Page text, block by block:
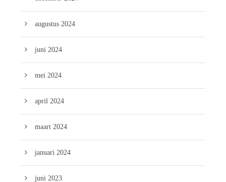
augustus 2024
juni 2024
mei 2024
april 2024
maart 2024
januari 2024
juni 2023